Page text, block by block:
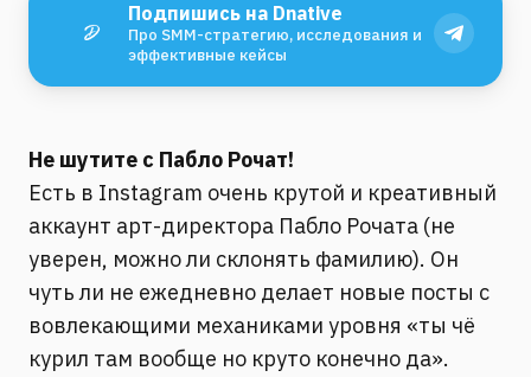
Подпишись на Dnative
Про SMM-стратегию, исследования и
эффективные кейсы
Не шутите с Пабло Рочат!
Есть в Instagram очень крутой и креативный
аккаунт арт-директора Пабло Рочата (не
уверен, можно ли склонять фамилию). Он
чуть ли не ежедневно делает новые посты с
вовлекающими механиками уровня «ты чё
курил там вообще но круто конечно да».